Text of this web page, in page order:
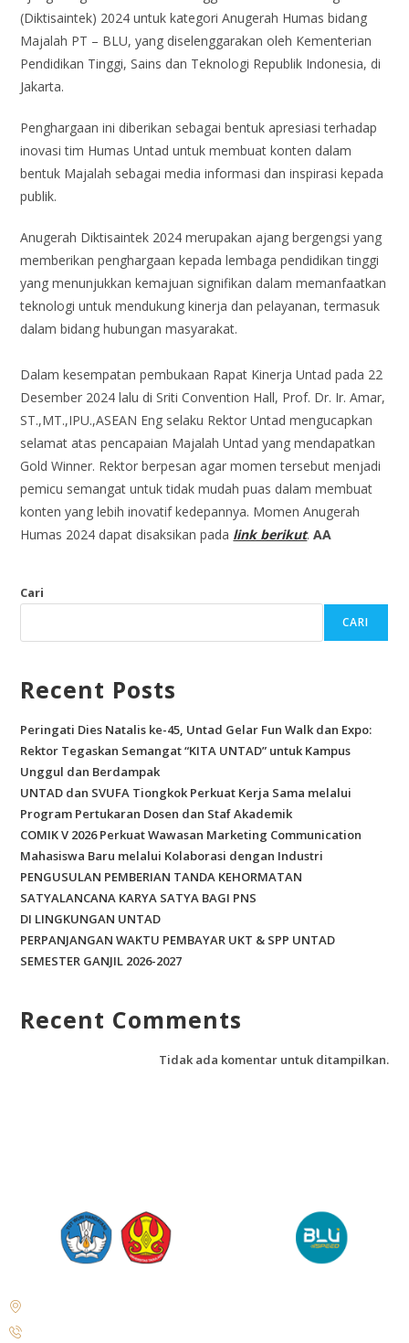
(Diktisaintek) 2024 untuk kategori Anugerah Humas bidang
Majalah PT – BLU, yang diselenggarakan oleh Kementerian
Pendidikan Tinggi, Sains dan Teknologi Republik Indonesia, di
Jakarta.
Penghargaan ini diberikan sebagai bentuk apresiasi terhadap
inovasi tim Humas Untad untuk membuat konten dalam
bentuk Majalah sebagai media informasi dan inspirasi kepada
publik.
Anugerah Diktisaintek 2024 merupakan ajang bergengsi yang
memberikan penghargaan kepada lembaga pendidikan tinggi
yang menunjukkan kemajuan signifikan dalam memanfaatkan
teknologi untuk mendukung kinerja dan pelayanan, termasuk
dalam bidang hubungan masyarakat.
Dalam kesempatan pembukaan Rapat Kinerja Untad pada 22
Desember 2024 lalu di Sriti Convention Hall, Prof. Dr. Ir. Amar,
ST.,MT.,IPU.,ASEAN Eng selaku Rektor Untad mengucapkan
selamat atas pencapaian Majalah Untad yang mendapatkan
Gold Winner. Rektor berpesan agar momen tersebut menjadi
pemicu semangat untuk tidak mudah puas dalam membuat
konten yang lebih inovatif kedepannya. Momen Anugerah
Humas 2024 dapat disaksikan pada link berikut.AA
Cari
CARI
Recent Posts
Peringati Dies Natalis ke-45, Untad Gelar Fun Walk dan Expo:
Rektor Tegaskan Semangat “KITA UNTAD” untuk Kampus
Unggul dan Berdampak
UNTAD dan SVUFA Tiongkok Perkuat Kerja Sama melalui
Program Pertukaran Dosen dan Staf Akademik
COMIK V 2026 Perkuat Wawasan Marketing Communication
Mahasiswa Baru melalui Kolaborasi dengan Industri
PENGUSULAN PEMBERIAN TANDA KEHORMATAN
SATYALANCANA KARYA SATYA BAGI PNS
DI LINGKUNGAN UNTAD
PERPANJANGAN WAKTU PEMBAYAR UKT & SPP UNTAD
SEMESTER GANJIL 2026-2027
Recent Comments
Tidak ada komentar untuk ditampilkan.